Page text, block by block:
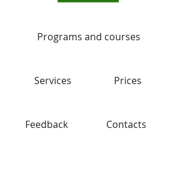
Programs and courses
Services
Feedback
Prices
Contacts